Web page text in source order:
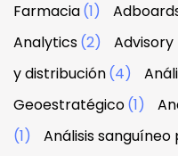
Farmacia(1)
Analytics(2) Advisory
y distribución(4)
Geoestratégico(1)
(1)
Análisis